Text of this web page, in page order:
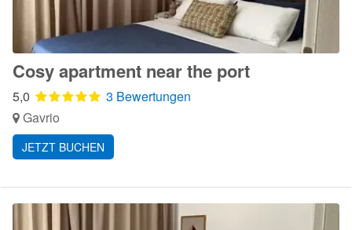
Cosy apartment near the port
5,0
3 Bewertungen
Gavrio
JETZT BUCHEN